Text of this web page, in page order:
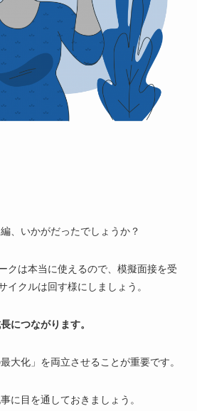
、いかがだったでしょうか？
クは本当に使えるので、模擬面接を受
イクルは回す様にしましょう。
につながります。
大化」を両立させることが重要です。
に目を通しておきましょう。